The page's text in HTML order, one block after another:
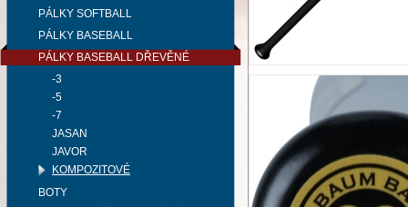
PÁLKY SOFTBALL
PÁLKY BASEBALL
PÁLKY BASEBALL DŘEVĚNÉ
-3
-5
-7
JASAN
JAVOR
KOMPOZITOVÉ
BOTY